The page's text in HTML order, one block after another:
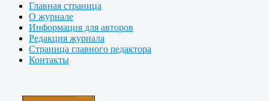
Главная страница
О журнале
Информация для авторов
Редакция журнала
Страница главного редактора
Контакты